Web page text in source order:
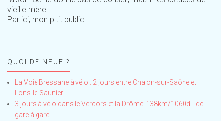
vieille mère
Par ici, mon p'tit public !
QUOI DE NEUF ?
La Voie Bressane à vélo : 2 jours entre Chalon-sur-Saône et
Lons-le-Saunier
3 jours à vélo dans le Vercors et la Drôme: 138km/1060d+ de
gare à gare